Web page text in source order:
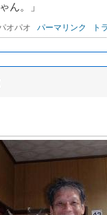
ん。」
オパオ パーマリンク ト